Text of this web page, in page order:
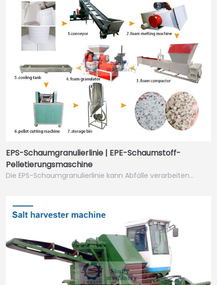
EPS-Schaumgranulierlinie | EPE-Schaumstoff-
Pelletierungsmaschine
Die EPS-Schaumgranulierlinie kann Abfälle verarbeiten…